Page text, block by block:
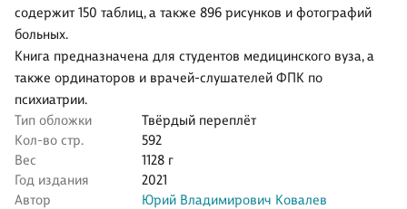
содержит 150 таблиц, а также 896 рисунков и фотографий
больных.
Книга предназначена для студентов медицинского вуза, а
также ординаторов и врачей-слушателей ФПК по
психиатрии.
Тип обложки
Твёрдый переплёт
Кол-во стр.
592
Вес
1128 г
Год издания
2021
Автор
Юрий Владимирович Ковалев